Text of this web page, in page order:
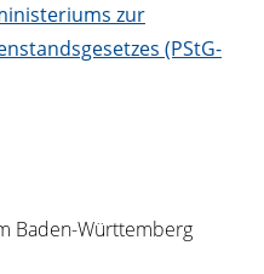
zur
(PStG-
Baden-Württemberg